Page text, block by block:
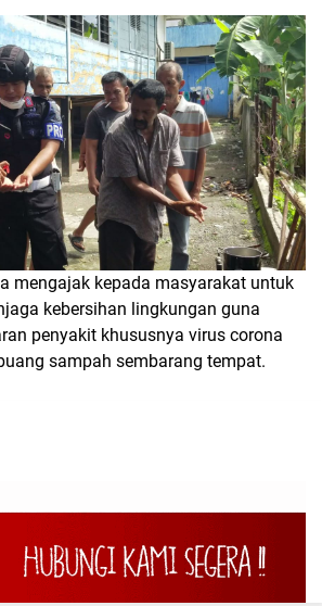
mengajak kepada masyarakat untuk
kebersihan lingkungan guna
penyakit khususnya virus corona
sampah sembarang tempat.